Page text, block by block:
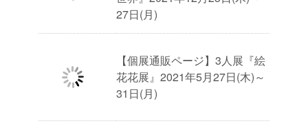
27日(月)
【個展通販ページ】3人展『絵
花花展』2021年5月27日(木)～
31日(月)